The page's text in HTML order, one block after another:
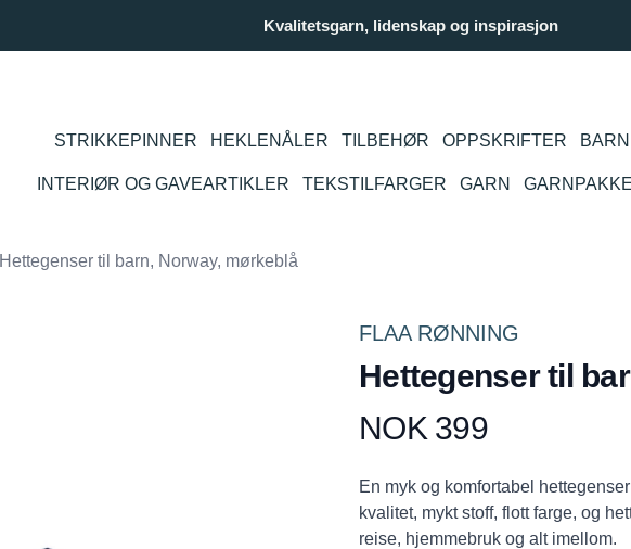
Kvalitetsgarn, lidenskap og inspirasjon
STRIKKEPINNER HEKLENÅLER TILBEHØR OPPSKRIFTER BARN
INTERIØR OG GAVEARTIKLER TEKSTILFARGER GARN
Hettegenser til barn, Norway, mørkeblå
FLAA RØNNING
Hettegenser til
Produktdetaljer
NOK 399
Description
En myk og komfortabel
kvalitet, mykt stoff, flott farge, og
reise, hjemmebruk og alt imellom.